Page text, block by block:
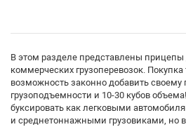
В этом разделе представлены
коммерческих грузоперевозок.
возможность законно добавить своему
грузоподъемности и 10-30 кубов
буксировать как легковыми
и среднетоннажными грузовиками, но